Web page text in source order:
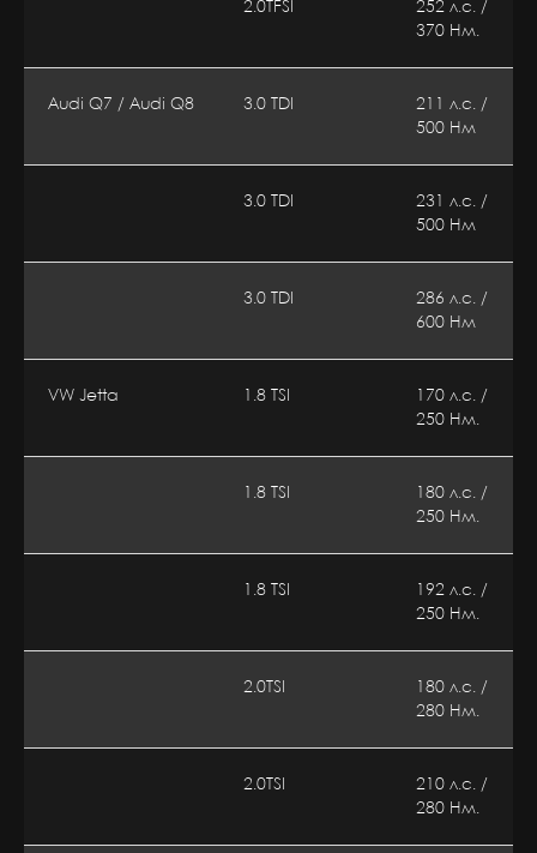
2.0TFSI
252 л.с. /
370 Нм.
Audi Q7 / Audi Q8 3.0 TDI
211 л.с. /
500 Нм
3.0 TDI
231 л.с. /
500 Нм
3.0 TDI
286 л.с. /
600 Нм
VW Jetta 1.8 TSI
170 л.с. /
250 Нм.
1.8 TSI
180 л.с. /
250 Нм.
1.8 TSI
192 л.с. /
250 Нм.
2.0TSI
180 л.с. /
280 Нм.
2.0TSI
210 л.с. /
280 Нм.